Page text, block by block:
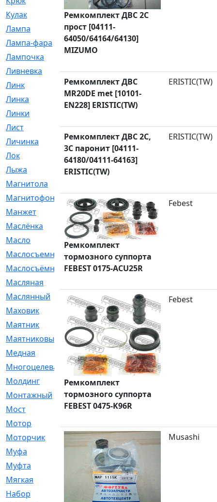
Кулак
[9]
Лампа
[128]
Лампа-фара
[4]
Лампочка
Ливневка
[66]
Линк
[3]
Линка
[64]
Линки
Лист
[144]
Личинка
[3]
Лок
[1]
Лыжа
[23]
Магнитола
Магнитофон
[1]
Манжет
[194]
Маслёнка
[4]
Масло
[66]
Маслосъемные
[26]
Маслосъёмные
[480]
Масляная
Маслянный
Маховик
[6]
Маятник
[5]
Маятниковый
[13]
Медная
[2]
Многоцелевая
[1]
Молдинг
[14]
Монтажный
[1]
Мост
[10]
Мотор
Моторчик
[6]
Муфа
[1]
Муфта
[9]
Мягкая
[3]
Набор
[6]
Ремкомплект ДВС 2C
прост [04111-
64050/64164/64130]
MIZUMO
Ремкомплект ДВС
MR20DE met [10101-
EN228] ERISTIC(TW)
ERISTIC(TW)
Ремкомплект ДВС 2C,
3C паронит [04111-
64180/04111-64163]
ERISTIC(TW)
ERISTIC(TW)
Ремкомплект
тормозного суппорта
FEBEST 0175-ACU25R
Febest
Ремкомплект
тормозного суппорта
FEBEST 0475-K96R
Febest
Musashi